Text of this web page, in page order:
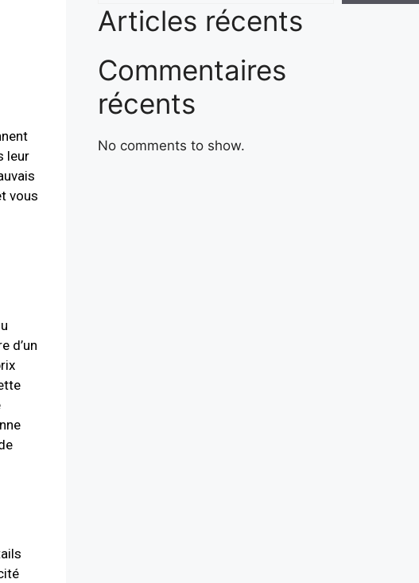
leur
vous
d’un
Articles récents
Commentaires
récents
No comments to show.